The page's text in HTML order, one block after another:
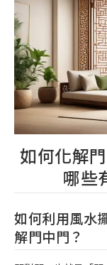
如何化解
哪些
如何利用風水
解門中門？